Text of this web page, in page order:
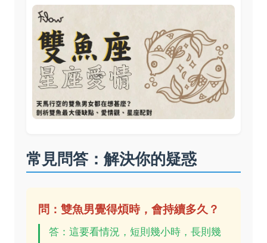
常見問答：解決你的疑惑
問：雙魚男覺得煩時，會持續多久？
答：這要看情況，短則幾小時，長則幾